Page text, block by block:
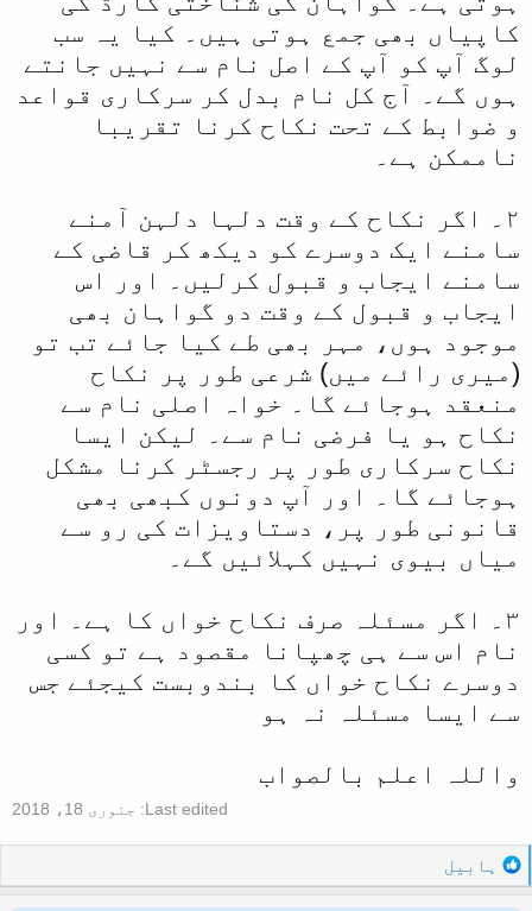
کاپیاں بھی جمع ہوتی ہیں۔ کیا یہ سب
لوگ آپ کو آپ کے اصل نام سے نہیں جانتے
ہوں گے۔ آج کل نام بدل کر سرکاری قواعد
و ضوابط کے تحت نکاح کرنا تقریبا
ناممکن ہے۔
۲۔ اگر نکاح کے وقت دلہا دلہن آمنے
سامنے ایک دوسرے کو دیکھ کر قاضی کے
سامنے ایجاب و قبول کرلیں۔ اور اس
ایجاب و قبول کے وقت دو گواہان بھی
موجود ہوں، مہر بھی طے کیا جائے تب تو
(میری رائے میں) شرعی طور پر نکاح
منعقد ہوجائے گا۔ خواہ اصلی نام سے
نکاح ہو یا فرضی نام سے۔ لیکن ایسا
نکاح سرکاری طور پر رجسٹر کرنا مشکل
ہوجائے گا۔ اور آپ دونوں کبھی بھی
قانونی طور پر، دستاویزات کی رو سے
میاں بیوی نہیں کہلائیں گے۔
۳۔ اگر مسئلہ صرف نکاح خواں کا ہے۔ اور
نام اس سے ہی چھپانا مقصود ہے تو کسی
دوسرے نکاح خواں کا بندوبست کیجئے جس
سے ایسا مسئلہ نہ ہو
واللہ اعلم بالصواب
Last edited: جنوری 18، 2018
e
ہابیل